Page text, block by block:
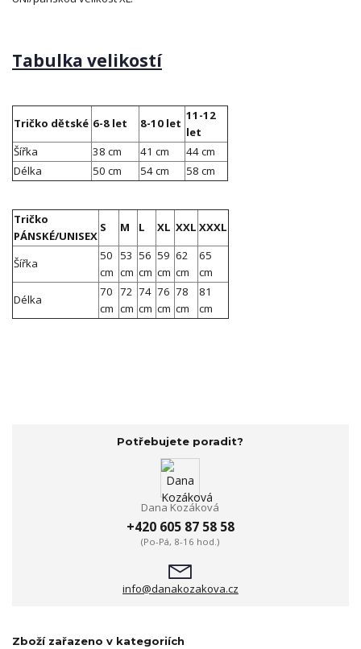
Tabulka velikostí
Tričko dětské 6-8 let 8-10 let
11-12
let
Šířka
38 cm 41 cm
44 cm
Délka
50 cm 54 cm 58 cm
Tričko
PÁNSKÉ/UNISEX
S M L XL XXL XXXL
Šířka
50
cm
53
cm
56
cm
59
cm
62
cm
65
cm
Délka
70
cm
72
cm
74
cm
76
cm
78
cm
81
cm
Potřebujete poradit?
Dana Kozáková
+420 605 87 58 58
(Po-Pá, 8-16 hod.)
info@danakozakova.cz
Zboží zařazeno v kategoriích